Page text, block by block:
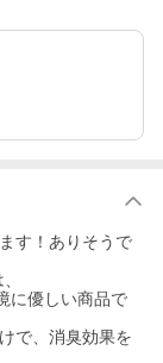
す！ありそうで
に優しい商品で
で、消臭効果を